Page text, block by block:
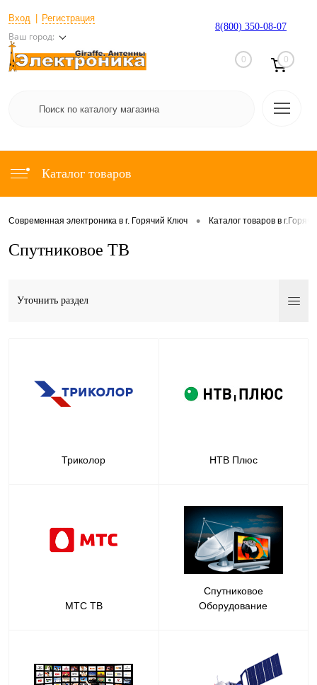
Вход Регистрация
Ваш город:
8(800) 350-08-07
0 0
Каталог товаров
Современная электроника в г. Горячий Ключ • Каталог товаров в
Спутниковое ТВ
Уточнить раздел
Триколор НТВ Плюс
МТС ТВ
Спутниковое
Оборудование